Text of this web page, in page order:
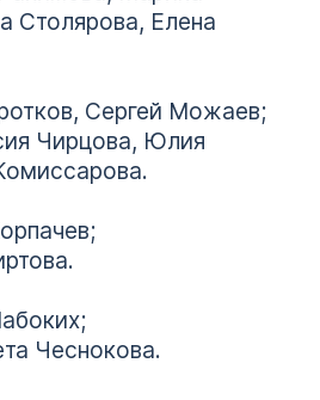
Столярова, Елена
Сергей Можаев;
Чирцова, Юлия
Чеснокова.